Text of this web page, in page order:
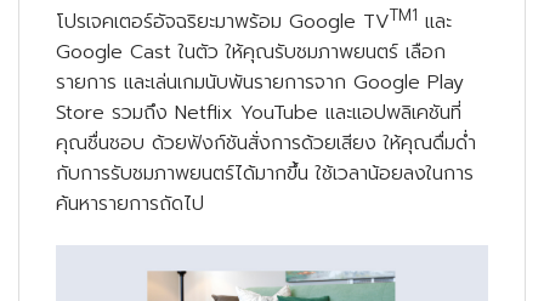
โปรเจคเตอร์อัจฉริยะมาพร้อม Google TVTM1 และ
Google Cast ในตัว ให้คุณรับชมภาพยนตร์ เลือก
รายการ และเล่นเกมนับพันรายการจาก Google Play
Store รวมถึง Netflix YouTube และแอปพลิเคชันที่
คุณชื่นชอบ ด้วยฟังก์ชันสั่งการด้วยเสียง ให้คุณดื่มด่ำ
กับการรับชมภาพยนตร์ได้มากขึ้น ใช้เวลาน้อยลงในการ
ค้นหารายการถัดไป